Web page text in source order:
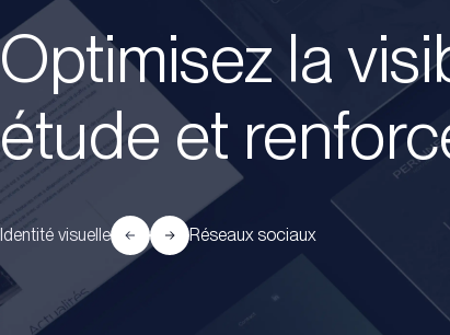
Optimisez la
étude et
Identité visuelle Réseaux sociaux